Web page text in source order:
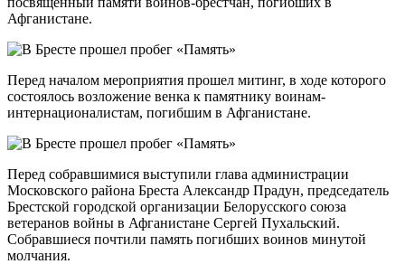
Афганистане.
Перед началом мероприятия прошел митинг, в ходе которого
состоялось возложение венка к памятнику воинам-
интернационалистам, погибшим в Афганистане.
Перед собравшимися выступили глава администрации
Московского района Бреста Александр Прадун, председатель
Брестской городской организации Белорусского союза
ветеранов войны в Афганистане Сергей Пухальский.
Собравшиеся почтили память погибших воинов минутой
молчания.